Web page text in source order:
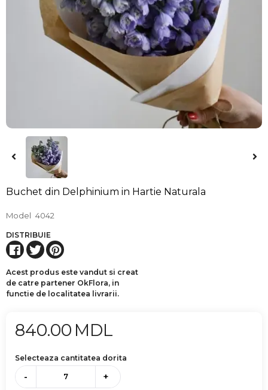
Buchet din Delphinium in Hartie Naturala
Model 4042
DISTRIBUIE
Acest produs este vandut si creat
de catre partener OkFlora, in
functie de localitatea livrarii.
840.00 MDL
Selecteaza cantitatea dorita
- +